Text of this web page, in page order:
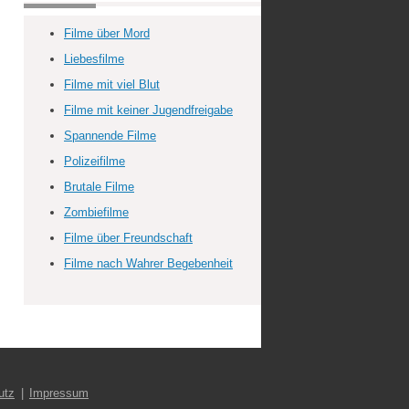
Filme über Mord
Liebesfilme
Filme mit viel Blut
Filme mit keiner Jugendfreigabe
Spannende Filme
Polizeifilme
Brutale Filme
Zombiefilme
Filme über Freundschaft
Filme nach Wahrer Begebenheit
Impressum